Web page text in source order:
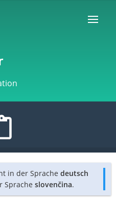
in der Sprache deutsch
Sprache slovenčina.